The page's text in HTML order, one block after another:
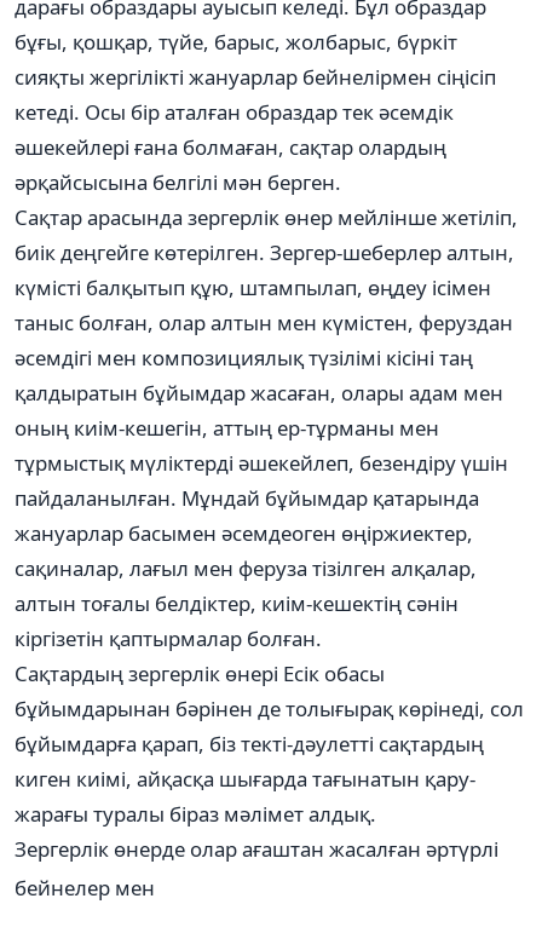
дарағы образдары ауысып келеді. Бұл образдар
бұғы, қошқар, түйе, барыс, жолбарыс, бүркіт
сияқты жергілікті жануарлар бейнелірмен сіңісіп
кетеді. Осы бір аталған образдар тек әсемдік
әшекейлері ғана болмаған, сақтар олардың
әрқайсысына белгілі мән берген.
Сақтар арасында зергерлік өнер мейлінше жетіліп,
биік деңгейге көтерілген. Зергер-шеберлер алтын,
күмісті балқытып құю, штампылап, өңдеу ісімен
таныс болған, олар алтын мен күмістен, феруздан
әсемдігі мен композициялық түзілімі кісіні таң
қалдыратын бұйымдар жасаған, олары адам мен
оның киім-кешегін, аттың ер-тұрманы мен
тұрмыстық мүліктерді әшекейлеп, безендіру үшін
пайдаланылған. Мұндай бұйымдар қатарында
жануарлар басымен әсемдеоген өңіржиектер,
сақиналар, лағыл мен феруза тізілген алқалар,
алтын тоғалы белдіктер, киім-кешектің сәнін
кіргізетін қаптырмалар болған.
Сақтардың зергерлік өнері Есік обасы
бұйымдарынан бәрінен де толығырақ көрінеді, сол
бұйымдарға қарап, біз текті-дәулетті сақтардың
киген киімі, айқасқа шығарда тағынатын қару-
жарағы туралы біраз мәлімет алдық.
Зергерлік өнерде олар ағаштан жасалған әртүрлі
бейнелер мен